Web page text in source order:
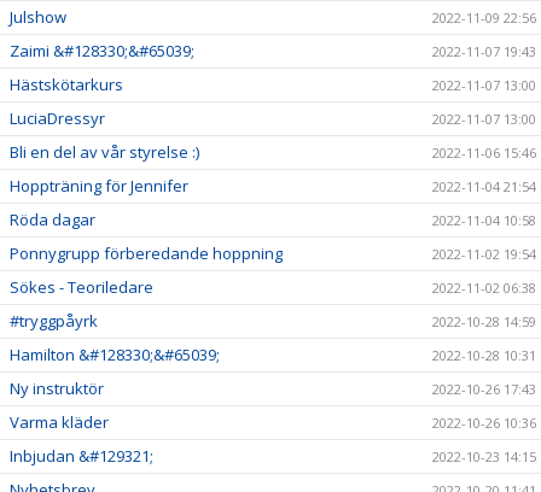
Julshow 2022-11-09 22:56
Zaimi &#128330;&#65039; 2022-11-07 19:43
Hästskötarkurs 2022-11-07 13:00
LuciaDressyr 2022-11-07 13:00
Bli en del av vår styrelse :) 2022-11-06 15:46
Hoppträning för Jennifer 2022-11-04 21:54
Röda dagar 2022-11-04 10:58
Ponnygrupp förberedande hoppning 2022-11-02 19:54
Sökes - Teoriledare 2022-11-02 06:38
#tryggpåyrk 2022-10-28 14:59
Hamilton &#128330;&#65039; 2022-10-28 10:31
Ny instruktör 2022-10-26 17:43
Varma kläder 2022-10-26 10:36
Inbjudan &#129321; 2022-10-23 14:15